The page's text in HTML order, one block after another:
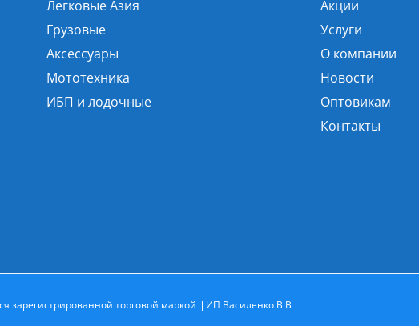
Легковые Азия
Грузовые
Аксессуары
Мототехника
ИБП и лодочные
Акции
Услуги
О компании
Новости
Оптовикам
Контакты
торговой маркой. | ИП Василенко В.В.